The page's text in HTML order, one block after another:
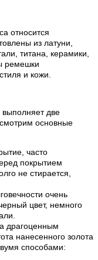
относится
из латуни,
титана, керамики,
ремешки
и кожи.
две
основные
часто
покрытием
не стирается,
очень
цвет, немного
драгоценным
нанесенного золота
способами: